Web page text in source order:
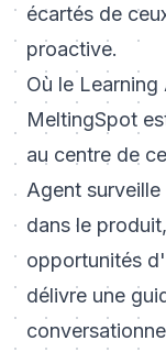
écartés de
proactive.
Où le
MeltingSpot
au centre de
Agent
dans le
opportunités
délivre une